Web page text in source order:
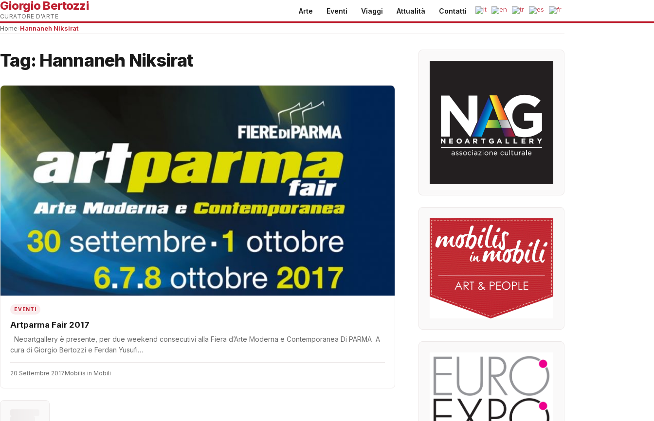
Giorgio Bertozzi
CURATORE D'ARTE
Arte Eventi Viaggi Attualità Contatti
Home Hannaneh Niksirat
Tag: Hannaneh Niksirat
EVENTI
Artparma Fair 2017
Neoartgallery è presente, per due weekend consecutivi alla Fiera d’Arte Moderna e Contemporanea Di PARMA A
cura di Giorgio Bertozzi e Ferdan Yusufi…
20 Settembre 2017Mobilis in Mobili